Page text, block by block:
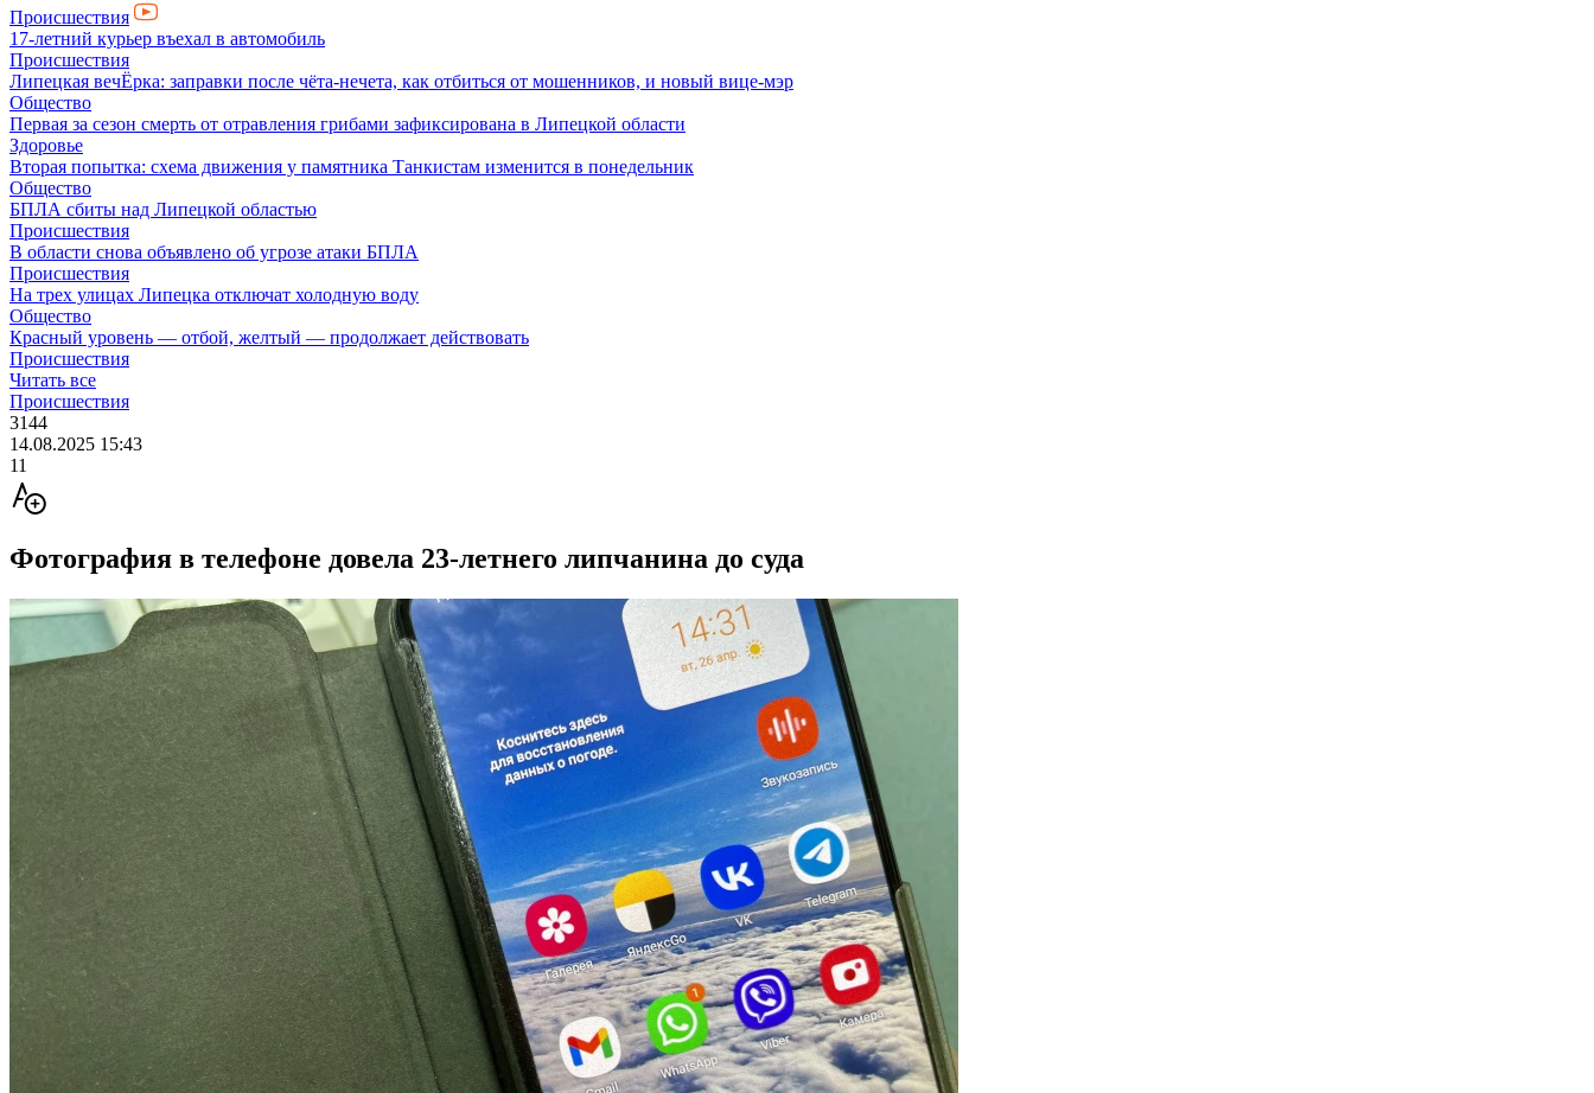
Происшествия
17-летний курьер въехал в автомобиль
Происшествия
Липецкая вечЁрка: заправки после чёта-нечета, как отбиться от мошенников, и новый вице-мэр
Общество
Первая за сезон смерть от отравления грибами зафиксирована в Липецкой области
Здоровье
Вторая попытка: схема движения у памятника Танкистам изменится в понедельник
Общество
БПЛА сбиты над Липецкой областью
Происшествия
В области снова объявлено об угрозе атаки БПЛА
Происшествия
На трех улицах Липецка отключат холодную воду
Общество
Красный уровень — отбой, желтый — продолжает действовать
Происшествия
Читать все
Происшествия
3144
14.08.2025 15:43
11
Фотография в телефоне довела 23-летнего липчанина до суда